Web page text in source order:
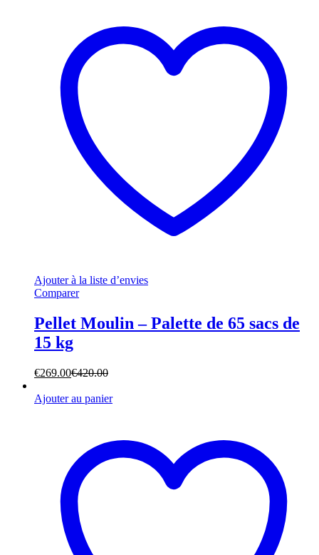
Ajouter à la liste d’envies
Comparer
Pellet Moulin – Palette de 65 sacs de
15 kg
€269.00€420.00
Ajouter au panier